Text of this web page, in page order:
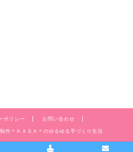
ポリシー お問い合わせ
＊ＫＡＳＡ＊のゆるゆる手づくり生活